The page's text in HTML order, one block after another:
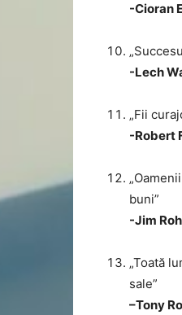
-Cioran
-Lech
„Fii
-Robert
buni”
-Jim
„Toată
sale”
–Tony